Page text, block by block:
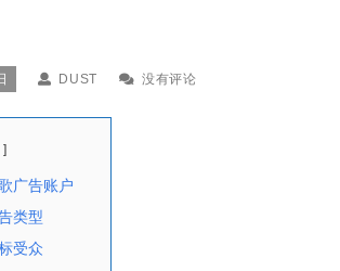
DUST 没有评论
广告账户
类型
受众